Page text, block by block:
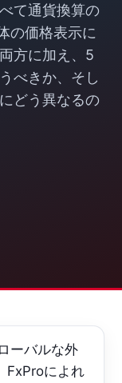
て通貨換算の
の価格表示に
方に加え、5
べきか、そし
どう異なるの
ーバルな外
FxProによれ